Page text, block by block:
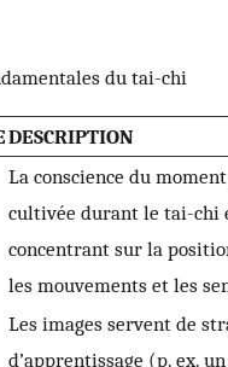
du tai-chi
DESCRIPTION
La conscience du
cultivée durant le tai-chi
concentrant sur la
les mouvements et les
Les images servent de
d’apprentissage (p. ex.